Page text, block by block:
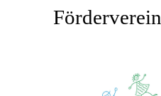
Förderverein